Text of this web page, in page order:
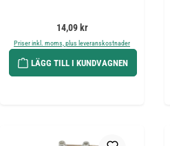
Ordinarie pris:
14,09 kr
Priser inkl. moms, plus leveranskostnader
LÄGG TILL I KUNDVAGNEN